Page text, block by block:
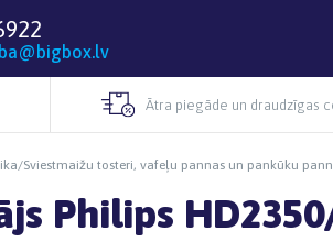
Ātra piegāde un draudzīgas
/Sviestmaižu tosteri, vafeļu pannas un pankūku
Philips